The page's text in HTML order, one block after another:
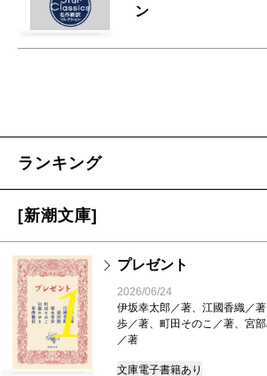
ン
ランキング
[新潮文庫]
1
プレゼント
2026/06/24
伊坂幸太郎／著、江國香織／
歩／著、町田そのこ／著、宮
／著
文庫電子書籍あり